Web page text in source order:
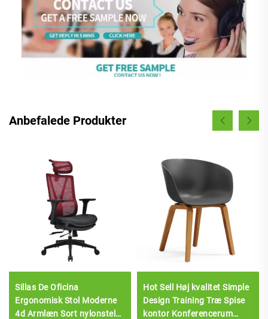
Anbefalede Produkter
Sillas De Oficina
Ergonomisk Stol Moderne
4d Armlæn Sort nylonstel
Hot Sell Høj kvalitet Simple
Design Training Træ Spise
kontor Konferencerum